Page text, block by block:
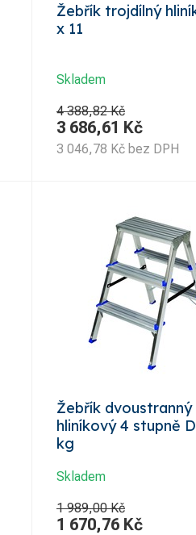
Žebřík trojdílný
x 11
Skladem
4 388,82 Kč
3 686,61 Kč
3 046,78 Kč bez DPH
Žebřík dvoustranný
hliníkový 4 stupně
kg
Skladem
1 989,00 Kč
1 670,76 Kč